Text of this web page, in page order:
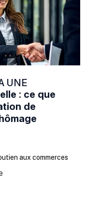
UNE
: ce que
de
aux commerces